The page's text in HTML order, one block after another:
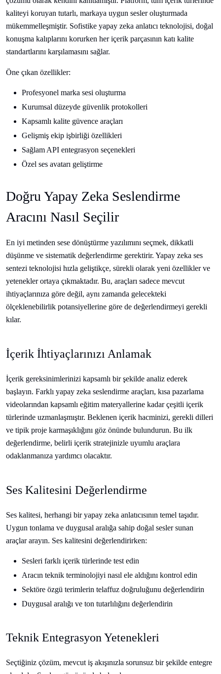
kaliteyi koruyan tutarlı, markaya uygun sesler oluşturmada
mükemmelleşmiştir. Sofistike yapay zeka anlatıcı teknolojisi, doğal
konuşma kalıplarını korurken her içerik parçasının katı kalite
standartlarını karşılamasını sağlar.
Öne çıkan özellikler:
Profesyonel marka sesi oluşturma
Kurumsal düzeyde güvenlik protokolleri
Kapsamlı kalite güvence araçları
Gelişmiş ekip işbirliği özellikleri
Sağlam API entegrasyon seçenekleri
Özel ses avatarı geliştirme
Doğru Yapay Zeka Seslendirme
Aracını Nasıl Seçilir
En iyi metinden sese dönüştürme yazılımını seçmek, dikkatli
düşünme ve sistematik değerlendirme gerektirir. Yapay zeka ses
sentezi teknolojisi hızla geliştikçe, sürekli olarak yeni özellikler ve
yetenekler ortaya çıkmaktadır. Bu, araçları sadece mevcut
ihtiyaçlarınıza göre değil, aynı zamanda gelecekteki
ölçeklenebilirlik potansiyellerine göre de değerlendirmeyi gerekli
kılar.
İçerik İhtiyaçlarınızı Anlamak
İçerik gereksinimlerinizi kapsamlı bir şekilde analiz ederek
başlayın. Farklı yapay zeka seslendirme araçları, kısa pazarlama
videolarından kapsamlı eğitim materyallerine kadar çeşitli içerik
türlerinde uzmanlaşmıştır. Beklenen içerik hacminizi, gerekli dilleri
ve tipik proje karmaşıklığını göz önünde bulundurun. Bu ilk
değerlendirme, belirli içerik stratejinizle uyumlu araçlara
odaklanmanıza yardımcı olacaktır.
Ses Kalitesini Değerlendirme
Ses kalitesi, herhangi bir yapay zeka anlatıcısının temel taşıdır.
Uygun tonlama ve duygusal aralığa sahip doğal sesler sunan
araçlar arayın. Ses kalitesini değerlendirirken:
Sesleri farklı içerik türlerinde test edin
Aracın teknik terminolojiyi nasıl ele aldığını kontrol edin
Sektöre özgü terimlerin telaffuz doğruluğunu değerlendirin
Duygusal aralığı ve ton tutarlılığını değerlendirin
Teknik Entegrasyon Yetenekleri
Seçtiğiniz çözüm, mevcut iş akışınızla sorunsuz bir şekilde entegre